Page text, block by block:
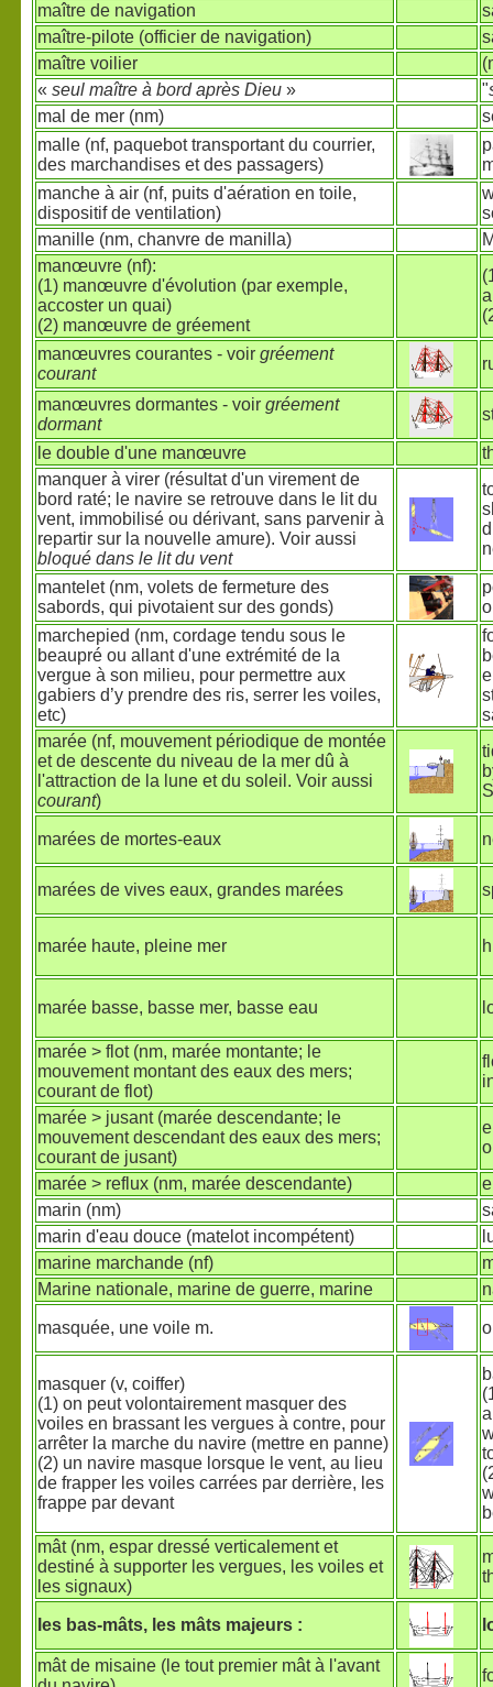
maître de navigation
maître-pilote (officier de navigation)
maître voilier
« seul maître à bord après Dieu » "
mal de mer (nm)
malle (nf, paquebot transportant du courrier,
des marchandises et des passagers)
manche à air (nf, puits d'aération en toile,
dispositif de ventilation)
manille (nm, chanvre de manilla)
manœuvre (nf):
(1) manœuvre d'évolution (par exemple,
accoster un quai)
(2) manœuvre de gréement
manœuvres courantes - voir gréement
courant
manœuvres dormantes - voir gréement
dormant
le double d'une manœuvre
manquer à virer (résultat d'un virement de
bord raté; le navire se retrouve dans le lit du
vent, immobilisé ou dérivant, sans parvenir à
repartir sur la nouvelle amure). Voir aussi
bloqué dans le lit du vent
mantelet (nm, volets de fermeture des
sabords, qui pivotaient sur des gonds)
marchepied (nm, cordage tendu sous le
beaupré ou allant d'une extrémité de la
vergue à son milieu, pour permettre aux
gabiers d’y prendre des ris, serrer les voiles,
etc)
marée (nf, mouvement périodique de montée
et de descente du niveau de la mer dû à
l'attraction de la lune et du soleil. Voir aussi
courant)
marées de mortes-eaux
marées de vives eaux, grandes marées
marée haute, pleine mer
marée basse, basse mer, basse eau
marée > flot (nm, marée montante; le
mouvement montant des eaux des mers;
courant de flot)
marée > jusant (marée descendante; le
mouvement descendant des eaux des mers;
courant de jusant)
marée > reflux (nm, marée descendante)
marin (nm)
marin d'eau douce (matelot incompétent)
marine marchande (nf)
Marine nationale, marine de guerre, marine
masquée, une voile m.
masquer (v, coiffer)
(1) on peut volontairement masquer des
voiles en brassant les vergues à contre, pour
arrêter la marche du navire (mettre en panne)
(2) un navire masque lorsque le vent, au lieu
de frapper les voiles carrées par derrière, les
frappe par devant
mât (nm, espar dressé verticalement et
destiné à supporter les vergues, les voiles et
les signaux)
les bas-mâts, les mâts majeurs :
mât de misaine (le tout premier mât à l'avant